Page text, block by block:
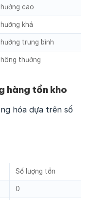
cao
khá
trung bình
thưởng
hàng tồn kho
hóa dựa trên số
Số lượng tồn
0